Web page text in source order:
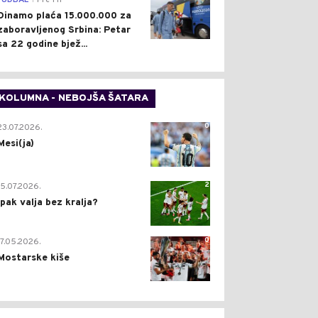
plaća 15.000.000 za
Srbina: Petar
22 godine bjež...
KOLUMNA - NEBOJŠA ŠATARA
0
2
valja bez kralja?
0
kiše